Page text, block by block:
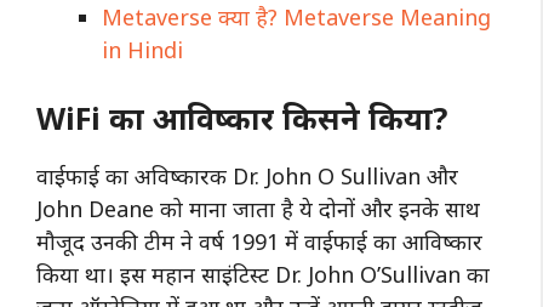
Metaverse क्या है? Metaverse Meaning
in Hindi
WiFi का आविष्कार किसने किया?
वाईफाई का अविष्कारक Dr. John O Sullivan और
John Deane को माना जाता है ये दोनों और इनके साथ
मौजूद उनकी टीम ने वर्ष 1991 में वाईफाई का आविष्कार
किया था। इस महान साइंटिस्ट Dr. John O’Sullivan का